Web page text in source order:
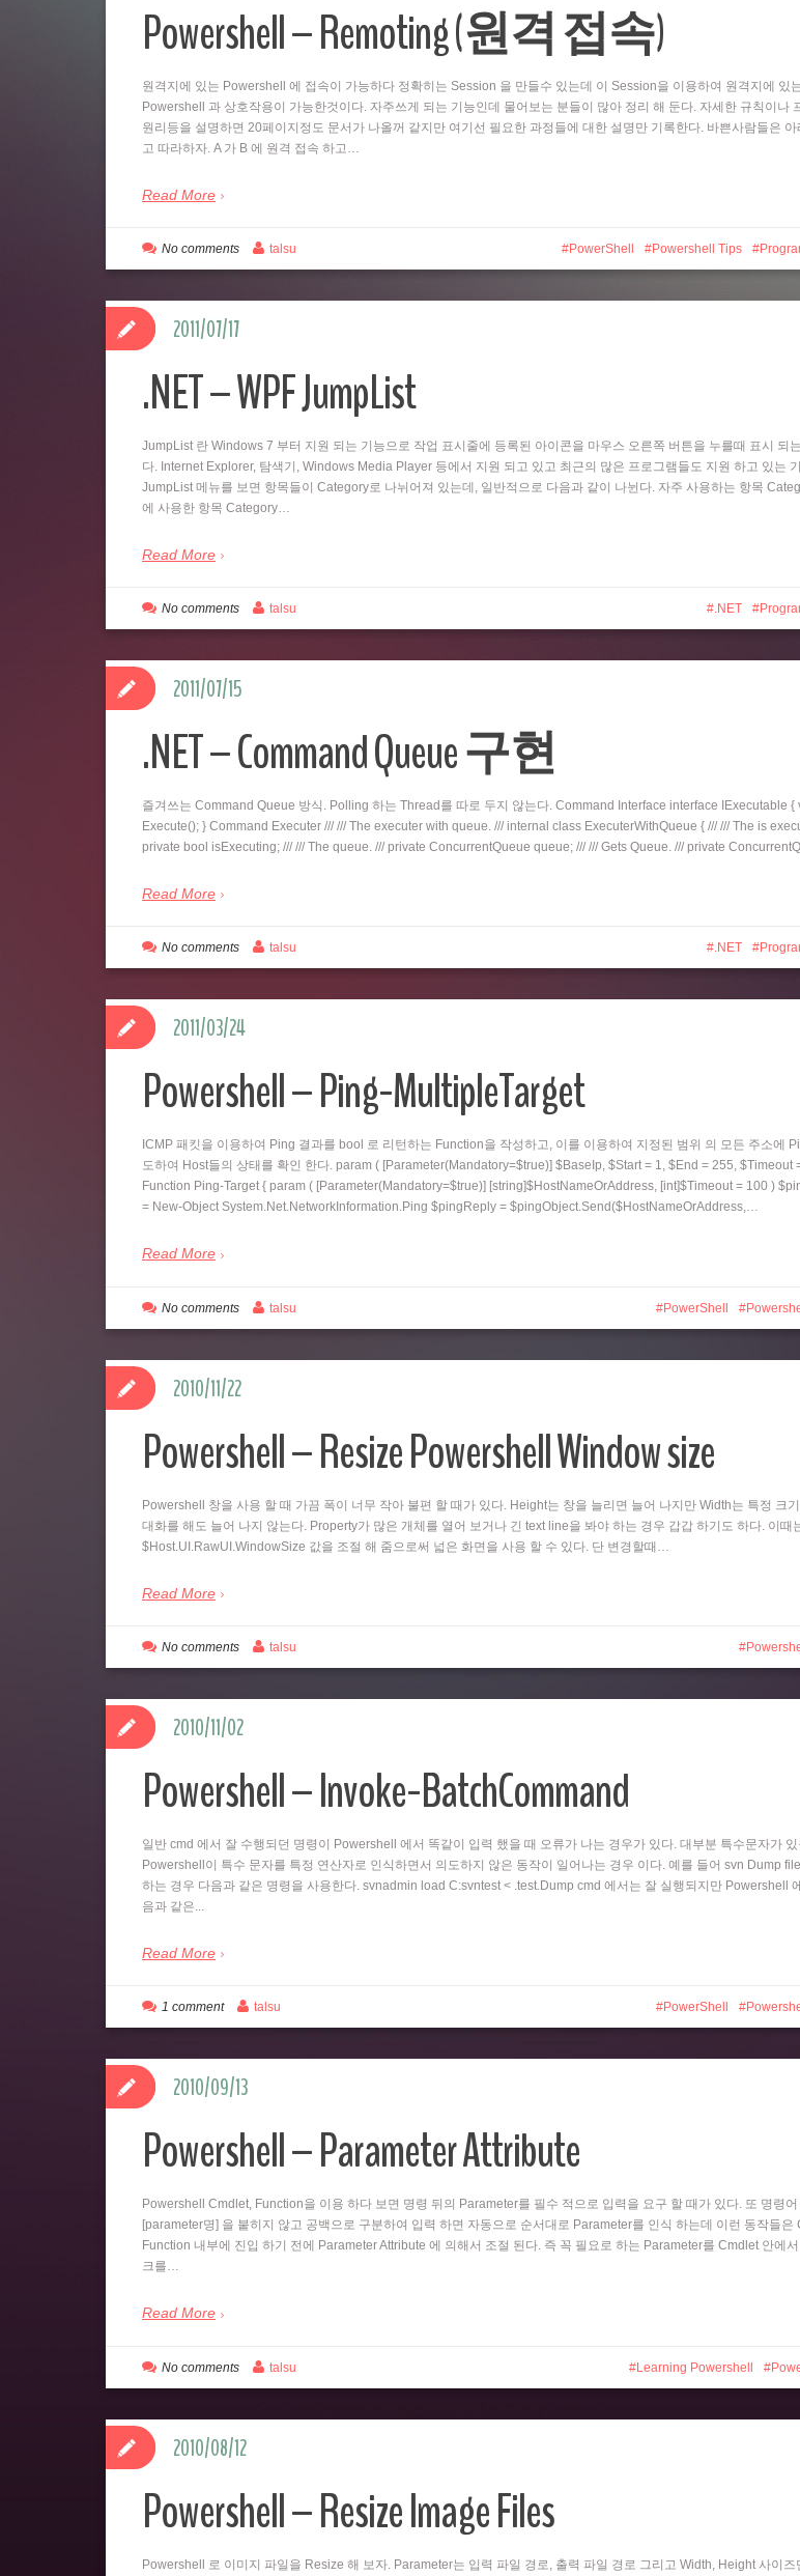
Powershell – Remoting (원격 접속)
원격지에 있는 Powershell 에 접속이 가능하다 정확히는 Session 을 만들수 있는데 이 Session을 이용하여 원격지에 있
Powershell 과 상호작용이 가능한것이다. 자주쓰게 되는 기능인데 물어보는 분들이 많아 정리 해 둔다. 자세한 규칙이나
원리등을 설명하면 20페이지정도 문서가 나올꺼 같지만 여기선 필요한 과정들에 대한 설명만 기록한다. 바쁜사람들은 아
고 따라하자. A 가 B 에 원격 접속 하고…
Read More
PowerShell Powershell Tips
No comments talsu
.NET – WPF JumpList
JumpList 란 Windows 7 부터 지원 되는 기능으로 작업 표시줄에 등록된 아이콘을 마우스 오른쪽 버튼을 누를때 표시 되
다. Internet Explorer, 탐색기, Windows Media Player 등에서 지원 되고 있고 최근의 많은 프로그램들도 지원 하고 있는
JumpList 메뉴를 보면 항목들이 Category로 나뉘어져 있는데, 일반적으로 다음과 같이 나뉜다. 자주 사용하는 항목
에 사용한 항목 Category…
Read More
2011/07/17
.NET
No comments talsu
.NET – Command Queue 구현
즐겨쓰는 Command Queue 방식. Polling 하는 Thread를 따로 두지 않는다. Command Interface interface IExecutable {
Execute(); } Command Executer /// /// The executer with queue. /// internal class ExecuterWithQueue { /// /// The is
private bool isExecuting; /// /// The queue. /// private ConcurrentQueue queue; /// /// Gets Queue. /// private
Read More
2011/07/15
.NET
No comments talsu
Powershell – Ping-MultipleTarget
ICMP 패킷을 이용하여 Ping 결과를 bool 로 리턴하는 Function을 작성하고, 이를 이용하여 지정된 범위 의 모든 주소에
도하여 Host들의 상태를 확인 한다. param ( [Parameter(Mandatory=$true)] $BaseIp, $Start = 1, $End = 255, $Timeout
Function Ping-Target { param ( [Parameter(Mandatory=$true)] [string]$HostNameOrAddress, [int]$Timeout = 100 )
= New-Object System.Net.NetworkInformation.Ping $pingReply = $pingObject.Send($HostNameOrAddress,…
Read More
2011/03/24
PowerShell
No comments talsu
Powershell – Resize Powershell Window size
Powershell 창을 사용 할 때 가끔 폭이 너무 작아 불편 할 때가 있다. Height는 창을 늘리면 늘어 나지만 Width는 특정 크
대화를 해도 늘어 나지 않는다. Property가 많은 개체를 열어 보거나 긴 text line을 봐야 하는 경우 갑갑 하기도 하다. 이때
$Host.UI.RawUI.WindowSize 값을 조절 해 줌으로써 넓은 화면을 사용 할 수 있다. 단 변경할때…
Read More
2010/11/22
No comments talsu
Powershell – Invoke-BatchCommand
일반 cmd 에서 잘 수행되던 명령이 Powershell 에서 똑같이 입력 했을 때 오류가 나는 경우가 있다. 대부분 특수문자가 있
Powershell이 특수 문자를 특정 연산자로 인식하면서 의도하지 않은 동작이 일어나는 경우 이다. 예를 들어 svn Dump
하는 경우 다음과 같은 명령을 사용한다. svnadmin load C:svntest < .test.Dump cmd 에서는 잘 실행되지만 Powershell
음과 같은...
Read More
2010/11/02
PowerShell
1 comment talsu
Powershell – Parameter Attribute
Powershell Cmdlet, Function을 이용 하다 보면 명령 뒤의 Parameter를 필수 적으로 입력을 요구 할 때가 있다. 또 명령
[parameter명] 을 붙히지 않고 공백으로 구분하여 입력 하면 자동으로 순서대로 Parameter를 인식 하는데 이런 동작들은
Function 내부에 진입 하기 전에 Parameter Attribute 에 의해서 조절 된다. 즉 꼭 필요로 하는 Parameter를 Cmdlet 안에서
크를…
Read More
2010/09/13
Learning Powershell
No comments talsu
Powershell – Resize Image Files
Powershell 로 이미지 파일을 Resize 해 보자. Parameter는 입력 파일 경로, 출력 파일 경로 그리고 Width, Height 사이즈
2010/08/12